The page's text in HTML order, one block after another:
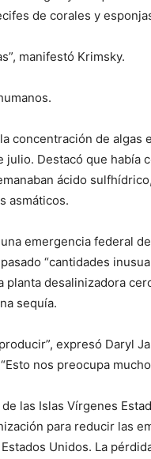
de corales y
manifestó Krimsky.
concentración de algas
Destacó que había
ácido
asmáticos.
emergencia federal
“cantidades
desalinizadora
sequía.
expresó Daryl
nos preocupa
las Islas Vírgenes
para reducir las
Unidos. La